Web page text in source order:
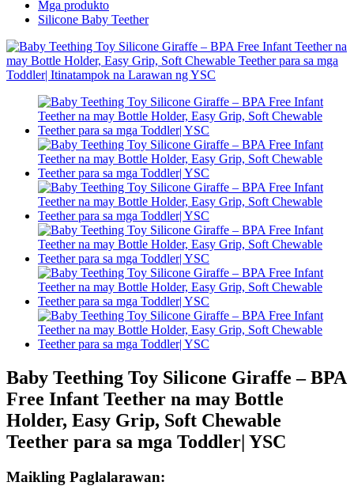
Mga produkto
Silicone Baby Teether
Baby Teething Toy Silicone Giraffe – BPA
Free Infant Teether na may Bottle
Holder, Easy Grip, Soft Chewable
Teether para sa mga Toddler| YSC
Maikling Paglalarawan: